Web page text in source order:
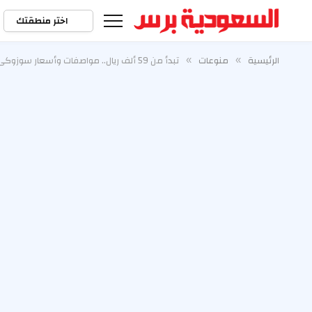
اختر منطقتك
الرئيسية » منوعات » تبدأ من 59 ألف ريال.. مواصفات وأسعار سوزوكي سياز 2026 في السعودية